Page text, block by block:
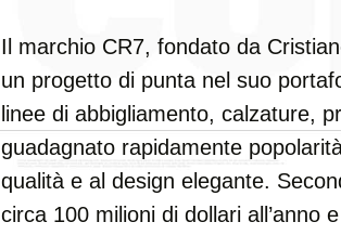
Il marchio CR7, fondato da
un progetto di punta nel suo
linee di abbigliamento, calzature,
guadagnato rapidamente
qualità e al design elegante.
circa 100 milioni di dollari all’anno